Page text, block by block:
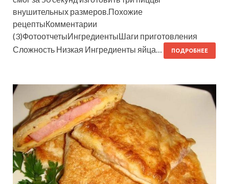
внушительных размеров.Похожие
рецептыКомментарии
(3)ФотоотчетыИнгредиентыШаги приготовления
Сложность Низкая Ингредиенты яйца…
ПОДРОБНЕЕ